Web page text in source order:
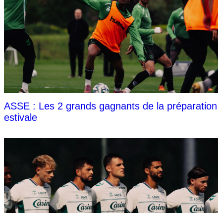
ASSE : Les 2 grands gagnants de la préparation
estivale